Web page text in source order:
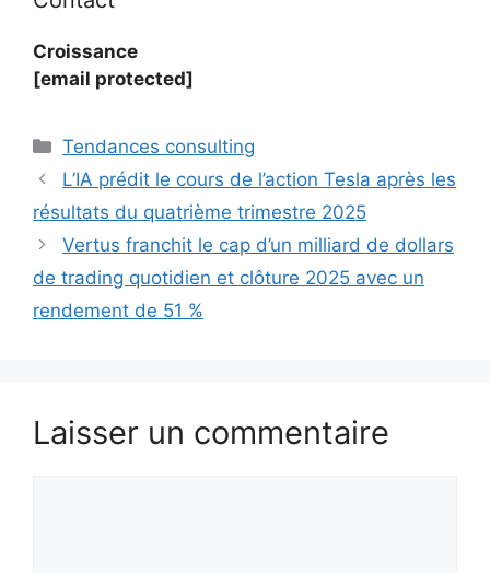
Croissance
[email protected]
Catégories
Tendances consulting
L’IA prédit le cours de l’action Tesla après les
résultats du quatrième trimestre 2025
Vertus franchit le cap d’un milliard de dollars
de trading quotidien et clôture 2025 avec un
rendement de 51 %
Laisser un commentaire